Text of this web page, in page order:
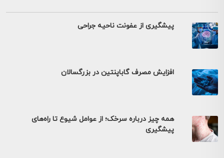
پیشگیری از عفونت ناحیه جراحی
افزایش مصرف گاباپنتین در بزرگسالان
همه چیز درباره سرخک؛ از عوامل شیوع تا راه‌های
پیشگیری